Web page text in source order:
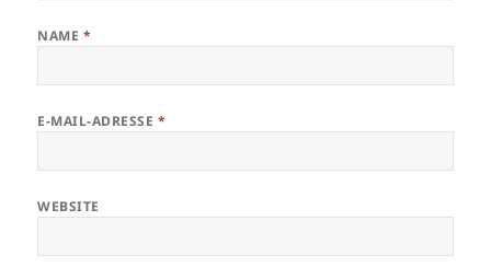
NAME *
E-MAIL-ADRESSE *
WEBSITE